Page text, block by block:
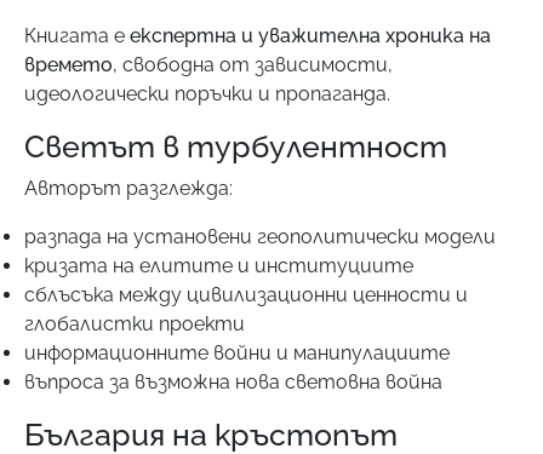
Книгата е експертна и уважителна хроника на
времето, свободна от зависимости,
идеологически поръчки и пропаганда.
Светът в турбулентност
Авторът разглежда:
разпада на установени геополитически модели
кризата на елитите и институциите
сблъсъка между цивилизационни ценности и
глобалистки проекти
информационните войни и манипулациите
въпроса за възможна нова световна война
България на кръстопът